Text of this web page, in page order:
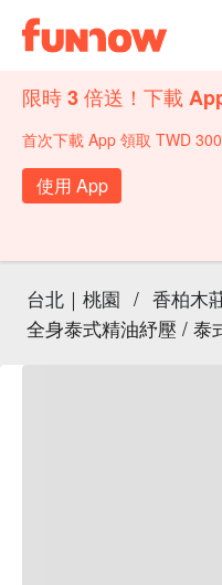
限時 3 倍送！下載
首次下載 App 領取 TWD
使用 App
台北｜桃園 / 香柏木
全身泰式精油紓壓 / 泰